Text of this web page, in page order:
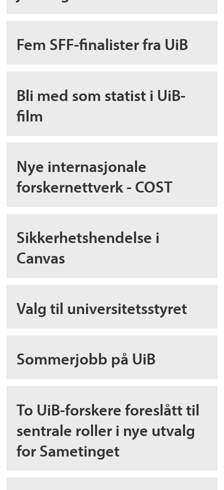
Fem SFF-finalister fra UiB
Bli med som statist i UiB-
film
Nye internasjonale
forskernettverk - COST
Sikkerhetshendelse i
Canvas
Valg til universitetsstyret
Sommerjobb på UiB
To UiB-forskere foreslått til
sentrale roller i nye utvalg
for Sametinget